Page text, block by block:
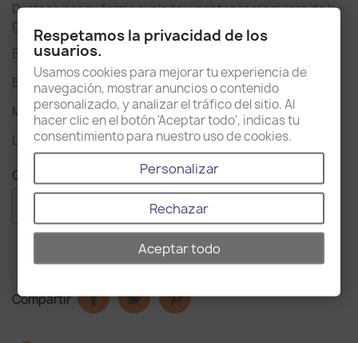
Destaca por su forma ovalada y por tener el agujero de la
grifería incorporado.
Es perfecto para cualquier tipo de mueble de baño.
Es de cerámica, un material resistente y duradero.
Medidas 50 x 38 x 12cm (largo x profundidad x altura).
La grifería se vende por separado.
Cantidad
AÑADIR AL CARRITO
Compartir
Respetamos la privacidad de los
usuarios.
Usamos cookies para mejorar tu experiencia de
navegación, mostrar anuncios o contenido
personalizado, y analizar el tráfico del sitio. Al
hacer clic en el botón 'Aceptar todo', indicas tu
consentimiento para nuestro uso de cookies.
Personalizar
Rechazar
Aceptar todo